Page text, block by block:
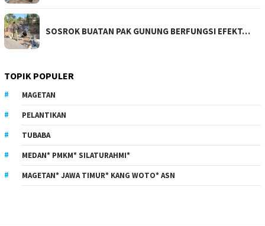
SOSROK BUATAN PAK GUNUNG BERFUNGSI EFEKT…
TOPIK POPULER
MAGETAN
PELANTIKAN
TUBABA
MEDAN* PMKM* SILATURAHMI*
MAGETAN* JAWA TIMUR* KANG WOTO* ASN